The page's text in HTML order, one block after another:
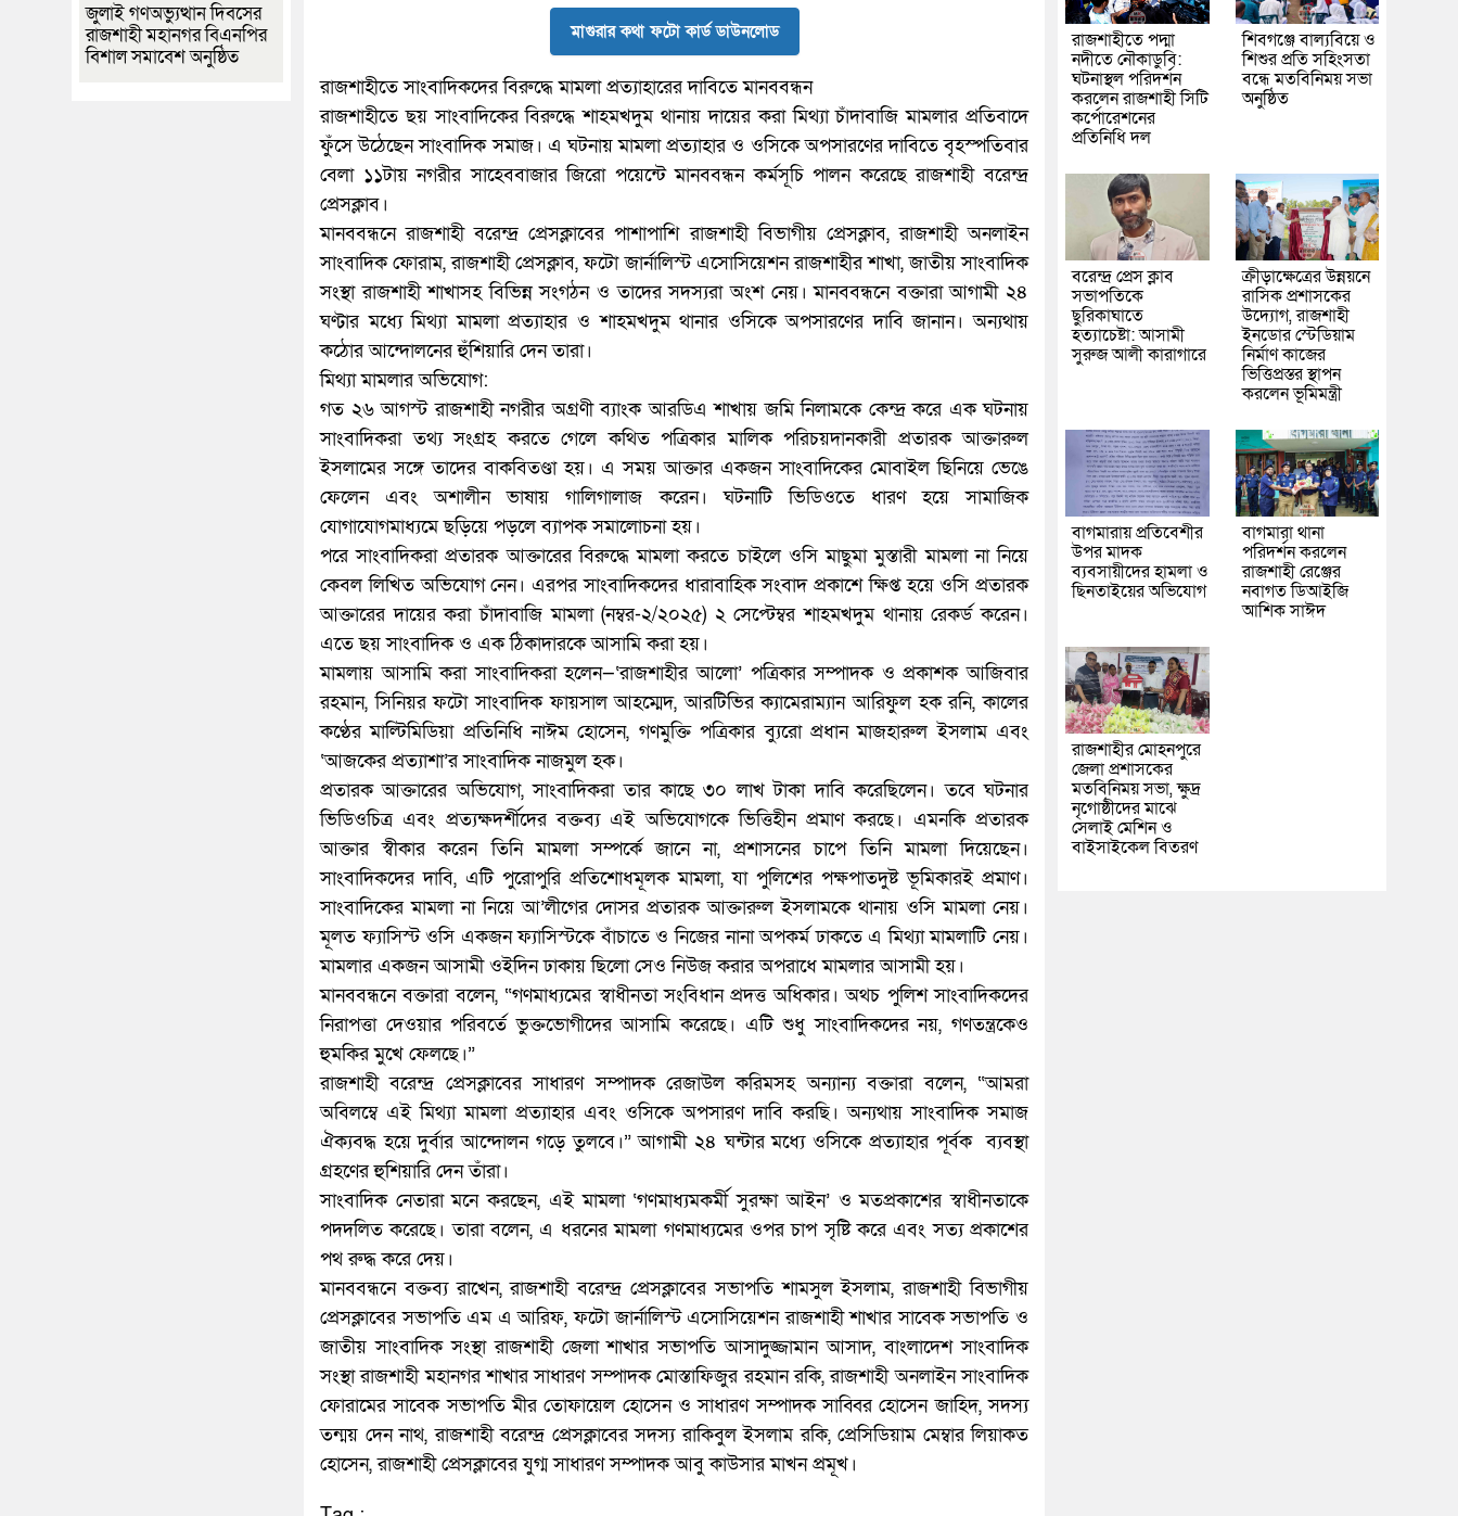
মাগুরার কথা ফটো কার্ড ডাউনলোড
রাজশাহীতে সাংবাদিকদের বিরুদ্ধে মামলা প্রত্যাহারের দাবিতে মানববন্ধন
রাজশাহীতে ছয় সাংবাদিকের বিরুদ্ধে শাহমখদুম থানায় দায়ের করা মিথ্যা চাঁদাবাজি মামলার প্রতিবাদে
ফুঁসে উঠেছেন সাংবাদিক সমাজ। এ ঘটনায় মামলা প্রত্যাহার ও ওসিকে অপসারণের দাবিতে বৃহস্পতিবার
বেলা ১১টায় নগরীর সাহেববাজার জিরো পয়েন্টে মানববন্ধন কর্মসূচি পালন করেছে রাজশাহী বরেন্দ্র
প্রেসক্লাব।
মানববন্ধনে রাজশাহী বরেন্দ্র প্রেসক্লাবের পাশাপাশি রাজশাহী বিভাগীয় প্রেসক্লাব, রাজশাহী অনলাইন
সাংবাদিক ফোরাম, রাজশাহী প্রেসক্লাব, ফটো জার্নালিস্ট এসোসিয়েশন রাজশাহীর শাখা, জাতীয় সাংবাদিক
সংস্থা রাজশাহী শাখাসহ বিভিন্ন সংগঠন ও তাদের সদস্যরা অংশ নেয়। মানববন্ধনে বক্তারা আগামী ২৪
ঘণ্টার মধ্যে মিথ্যা মামলা প্রত্যাহার ও শাহমখদুম থানার ওসিকে অপসারণের দাবি জানান। অন্যথায়
কঠোর আন্দোলনের হুঁশিয়ারি দেন তারা।
মিথ্যা মামলার অভিযোগ:
গত ২৬ আগস্ট রাজশাহী নগরীর অগ্রণী ব্যাংক আরডিএ শাখায় জমি নিলামকে কেন্দ্র করে এক ঘটনায়
সাংবাদিকরা তথ্য সংগ্রহ করতে গেলে কথিত পত্রিকার মালিক পরিচয়দানকারী প্রতারক আক্তারুল
ইসলামের সঙ্গে তাদের বাকবিতণ্ডা হয়। এ সময় আক্তার একজন সাংবাদিকের মোবাইল ছিনিয়ে ভেঙে
ফেলেন এবং অশালীন ভাষায় গালিগালাজ করেন। ঘটনাটি ভিডিওতে ধারণ হয়ে সামাজিক
যোগাযোগমাধ্যমে ছড়িয়ে পড়লে ব্যাপক সমালোচনা হয়।
পরে সাংবাদিকরা প্রতারক আক্তারের বিরুদ্ধে মামলা করতে চাইলে ওসি মাছুমা মুস্তারী মামলা না নিয়ে
কেবল লিখিত অভিযোগ নেন। এরপর সাংবাদিকদের ধারাবাহিক সংবাদ প্রকাশে ক্ষিপ্ত হয়ে ওসি প্রতারক
আক্তারের দায়ের করা চাঁদাবাজি মামলা (নম্বর-২/২০২৫) ২ সেপ্টেম্বর শাহমখদুম থানায় রেকর্ড করেন।
এতে ছয় সাংবাদিক ও এক ঠিকাদারকে আসামি করা হয়।
মামলায় আসামি করা সাংবাদিকরা হলেন—‘রাজশাহীর আলো’ পত্রিকার সম্পাদক ও প্রকাশক আজিবার
রহমান, সিনিয়র ফটো সাংবাদিক ফায়সাল আহম্মেদ, আরটিভির ক্যামেরাম্যান আরিফুল হক রনি, কালের
কণ্ঠের মাল্টিমিডিয়া প্রতিনিধি নাঈম হোসেন, গণমুক্তি পত্রিকার ব্যুরো প্রধান মাজহারুল ইসলাম এবং
‘আজকের প্রত্যাশা’র সাংবাদিক নাজমুল হক।
প্রতারক আক্তারের অভিযোগ, সাংবাদিকরা তার কাছে ৩০ লাখ টাকা দাবি করেছিলেন। তবে ঘটনার
ভিডিওচিত্র এবং প্রত্যক্ষদর্শীদের বক্তব্য এই অভিযোগকে ভিত্তিহীন প্রমাণ করছে। এমনকি প্রতারক
আক্তার স্বীকার করেন তিনি মামলা সম্পর্কে জানে না, প্রশাসনের চাপে তিনি মামলা দিয়েছেন।
সাংবাদিকদের দাবি, এটি পুরোপুরি প্রতিশোধমূলক মামলা, যা পুলিশের পক্ষপাতদুষ্ট ভূমিকারই প্রমাণ।
সাংবাদিকের মামলা না নিয়ে আ’লীগের দোসর প্রতারক আক্তারুল ইসলামকে থানায় ওসি মামলা নেয়।
মূলত ফ্যাসিস্ট ওসি একজন ফ্যাসিস্টকে বাঁচাতে ও নিজের নানা অপকর্ম ঢাকতে এ মিথ্যা মামলাটি নেয়।
মামলার একজন আসামী ওইদিন ঢাকায় ছিলো সেও নিউজ করার অপরাধে মামলার আসামী হয়।
মানববন্ধনে বক্তারা বলেন, “গণমাধ্যমের স্বাধীনতা সংবিধান প্রদত্ত অধিকার। অথচ পুলিশ সাংবাদিকদের
নিরাপত্তা দেওয়ার পরিবর্তে ভুক্তভোগীদের আসামি করেছে। এটি শুধু সাংবাদিকদের নয়, গণতন্ত্রকেও
হুমকির মুখে ফেলছে।”
রাজশাহী বরেন্দ্র প্রেসক্লাবের সাধারণ সম্পাদক রেজাউল করিমসহ অন্যান্য বক্তারা বলেন, “আমরা
অবিলম্বে এই মিথ্যা মামলা প্রত্যাহার এবং ওসিকে অপসারণ দাবি করছি। অন্যথায় সাংবাদিক সমাজ
ঐক্যবদ্ধ হয়ে দুর্বার আন্দোলন গড়ে তুলবে।” আগামী ২৪ ঘন্টার মধ্যে ওসিকে প্রত্যাহার পূর্বক ব্যবস্থা
গ্রহণের হুশিয়ারি দেন তাঁরা।
সাংবাদিক নেতারা মনে করছেন, এই মামলা ‘গণমাধ্যমকর্মী সুরক্ষা আইন’ ও মতপ্রকাশের স্বাধীনতাকে
পদদলিত করেছে। তারা বলেন, এ ধরনের মামলা গণমাধ্যমের ওপর চাপ সৃষ্টি করে এবং সত্য প্রকাশের
পথ রুদ্ধ করে দেয়।
মানববন্ধনে বক্তব্য রাখেন, রাজশাহী বরেন্দ্র প্রেসক্লাবের সভাপতি শামসুল ইসলাম, রাজশাহী বিভাগীয়
প্রেসক্লাবের সভাপতি এম এ আরিফ, ফটো জার্নালিস্ট এসোসিয়েশন রাজশাহী শাখার সাবেক সভাপতি ও
জাতীয় সাংবাদিক সংস্থা রাজশাহী জেলা শাখার সভাপতি আসাদুজ্জামান আসাদ, বাংলাদেশ সাংবাদিক
সংস্থা রাজশাহী মহানগর শাখার সাধারণ সম্পাদক মোস্তাফিজুর রহমান রকি, রাজশাহী অনলাইন সাংবাদিক
ফোরামের সাবেক সভাপতি মীর তোফায়েল হোসেন ও সাধারণ সম্পাদক সাব্বির হোসেন জাহিদ, সদস্য
তন্ময় দেন নাথ, রাজশাহী বরেন্দ্র প্রেসক্লাবের সদস্য রাকিবুল ইসলাম রকি, প্রেসিডিয়াম মেম্বার লিয়াকত
হোসেন, রাজশাহী প্রেসক্লাবের যুগ্ম সাধারণ সম্পাদক আবু কাউসার মাখন প্রমূখ।
জুলাই গণঅভ্যুত্থান দিবসের
রাজশাহী মহানগর বিএনপির
বিশাল সমাবেশ অনুষ্ঠিত
রাজশাহীতে পদ্মা
নদীতে নৌকাডুবি:
ঘটনাস্থল পরিদর্শন
করলেন রাজশাহী সিটি
কর্পোরেশনের
প্রতিনিধি দল
শিবগঞ্জে বাল্যবিয়ে ও
শিশুর প্রতি সহিংসতা
বন্ধে মতবিনিময় সভা
অনুষ্ঠিত
বরেন্দ্র প্রেস ক্লাব
সভাপতিকে
ছুরিকাঘাতে
হত্যাচেষ্টা: আসামী
সুরুজ আলী কারাগারে
ক্রীড়াক্ষেত্রের উন্নয়নে
রাসিক প্রশাসকের
উদ্যোগ, রাজশাহী
ইনডোর স্টেডিয়াম
নির্মাণ কাজের
ভিত্তিপ্রস্তর স্থাপন
করলেন ভূমিমন্ত্রী
বাগমারায় প্রতিবেশীর
উপর মাদক
ব্যবসায়ীদের হামলা ও
ছিনতাইয়ের অভিযোগ
বাগমারা থানা
পরিদর্শন করলেন
রাজশাহী রেঞ্জের
নবাগত ডিআইজি
আশিক সাঈদ
রাজশাহীর মোহনপুরে
জেলা প্রশাসকের
মতবিনিময় সভা, ক্ষুদ্র
নৃগোষ্ঠীদের মাঝে
সেলাই মেশিন ও
বাইসাইকেল বিতরণ